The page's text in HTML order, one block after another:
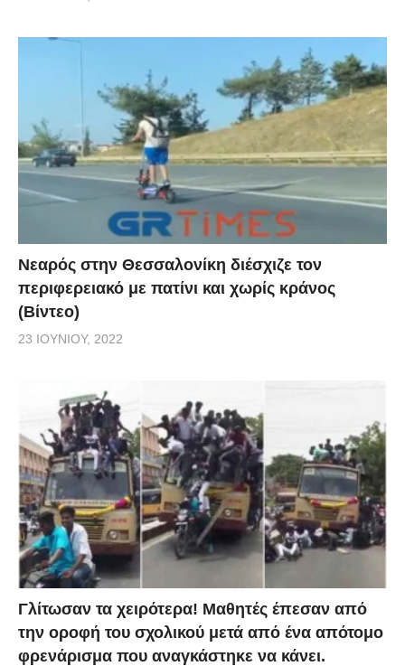
Νεαρός στην Θεσσαλονίκη διέσχιζε τον
περιφερειακό με πατίνι και χωρίς κράνος
(Βίντεο)
23 ΙΟΥΝΊΟΥ, 2022
Γλίτωσαν τα χειρότερα! Μαθητές έπεσαν από
την οροφή του σχολικού μετά από ένα απότομο
φρενάρισμα που αναγκάστηκε να κάνει.